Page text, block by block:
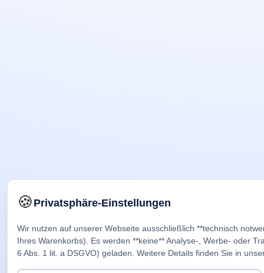
🍪Privatsphäre-Einstellungen
Wir nutzen auf unserer Webseite ausschließlich **technisch
Ihres Warenkorbs). Es werden **keine** Analyse-, Werbe- oder
6 Abs. 1 lit. a DSGVO) geladen. Weitere Details finden Sie in